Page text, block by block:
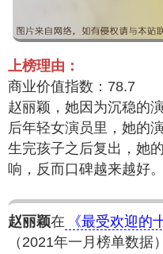
上榜理由：
商业价值指数：78.7
赵丽颖，她因为沉稳的
后年轻女演员里，她的
生完孩子之后复出，她
响，反而口碑越来越好。
赵丽颖在
《最受欢迎的
（2021年一月榜单数据